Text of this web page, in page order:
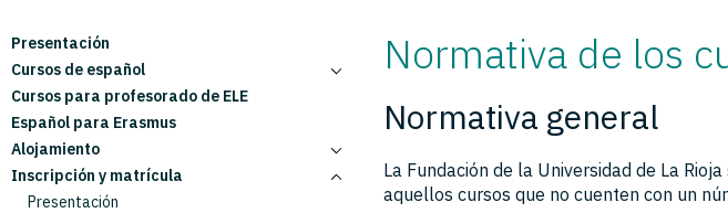
Presentación
Cursos de español
Cursos mensuales
Cursos trimestrales
Cursos semestrales
Cursos académicos
Cursos de verano
Cursos para profesorado de ELE
Español para Erasmus
Alojamiento
Información para estudiantes
Información para familias
Inscripción y matrícula
Presentación
Normativa de los
Normativa general
La Fundación de la Universidad de La
aquellos cursos que no cuenten con un